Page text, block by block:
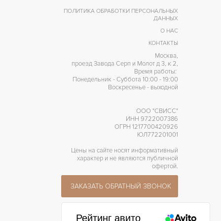
ПОЛИТИКА ОБРАБОТКИ ПЕРСОНАЛЬНЫХ
ДАННЫХ
О НАС
КОНТАКТЫ
Москва,
проезд Завода Серп и Молот д 3, к 2,
Время работы:
Понедельник - Суббота 10:00 - 19:00
Воскресенье - выходной
ООО "СВИСС"
ИНН 9722007386
ОГРН 1217700420926
ЮЛ772201001
Цены на сайте носят информативный
характер и не являются публичной
офертой.
ЗАКАЗАТЬ ОБРАТНЫЙ ЗВОНОК
Рейтинг авито